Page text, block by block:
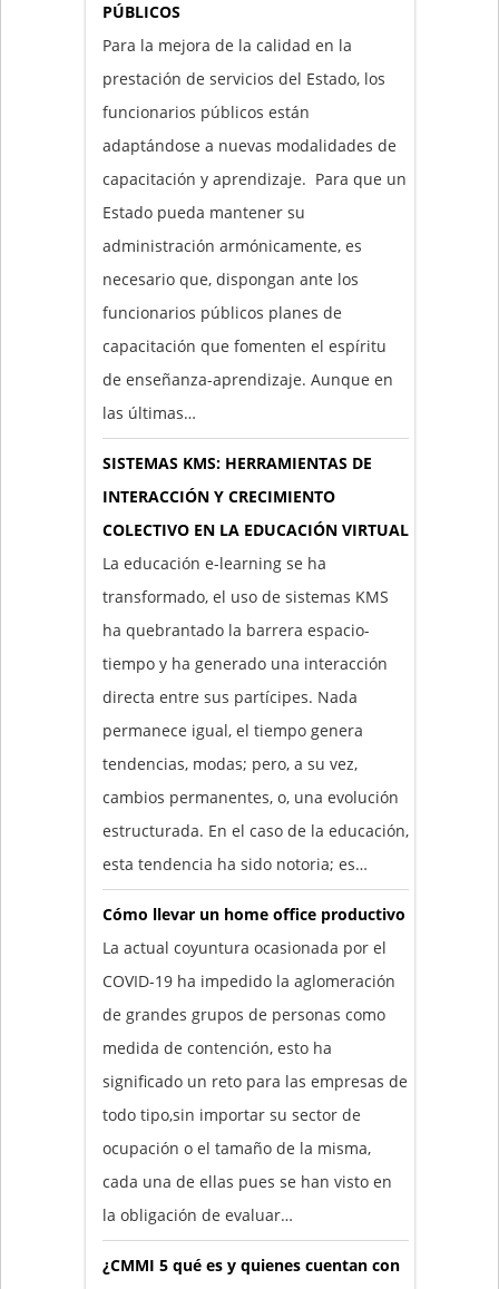
PÚBLICOS
Para la mejora de la calidad en la
prestación de servicios del Estado, los
funcionarios públicos están
adaptándose a nuevas modalidades de
capacitación y aprendizaje. Para que un
Estado pueda mantener su
administración armónicamente, es
necesario que, dispongan ante los
funcionarios públicos planes de
capacitación que fomenten el espíritu
de enseñanza-aprendizaje. Aunque en
las últimas…
SISTEMAS KMS: HERRAMIENTAS DE
INTERACCIÓN Y CRECIMIENTO
COLECTIVO EN LA EDUCACIÓN VIRTUAL
La educación e-learning se ha
transformado, el uso de sistemas KMS
ha quebrantado la barrera espacio-
tiempo y ha generado una interacción
directa entre sus partícipes. Nada
permanece igual, el tiempo genera
tendencias, modas; pero, a su vez,
cambios permanentes, o, una evolución
estructurada. En el caso de la educación,
esta tendencia ha sido notoria; es…
Cómo llevar un home office productivo
La actual coyuntura ocasionada por el
COVID-19 ha impedido la aglomeración
de grandes grupos de personas como
medida de contención, esto ha
significado un reto para las empresas de
todo tipo,sin importar su sector de
ocupación o el tamaño de la misma,
cada una de ellas pues se han visto en
la obligación de evaluar…
¿CMMI 5 qué es y quienes cuentan con